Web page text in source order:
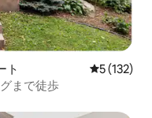
ト レビュー
5 (132)
まで徒歩